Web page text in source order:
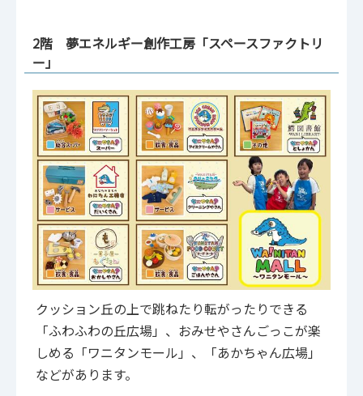
2階 夢エネルギー創作工房「スペースファクトリ
ー」
クッション丘の上で跳ねたり転がったりできる
「ふわふわの丘広場」、おみせやさんごっこが楽
しめる「ワニタンモール」、「あかちゃん広場」
などがあります。